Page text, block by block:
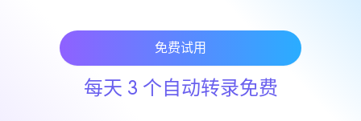
免费试用
每天 3 个自动转录免费